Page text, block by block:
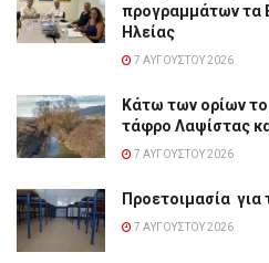
προγραμμάτων τα
Ηλείας
7 ΑΥΓΟΎΣΤΟΥ 2026
Κάτω των ορίων
τάφρο Λαψίστας
7 ΑΥΓΟΎΣΤΟΥ 2026
Προετοιμασία για
7 ΑΥΓΟΎΣΤΟΥ 2026